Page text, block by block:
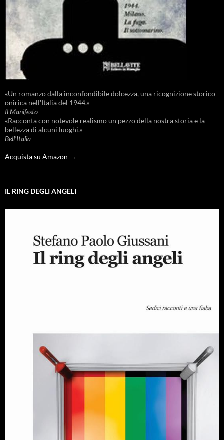
«Un romanzo dalla inconfondibile dolcezza, una ricognizione storico
onirica nell'Italia del 1944.»
Il Manifesto
«Racconta con notevole realismo un pezzo della nostra storia e la
bellezza di alcuni luoghi.»
Bell'Italia
Acquista su Amazon →
IL RING DEGLI ANGELI